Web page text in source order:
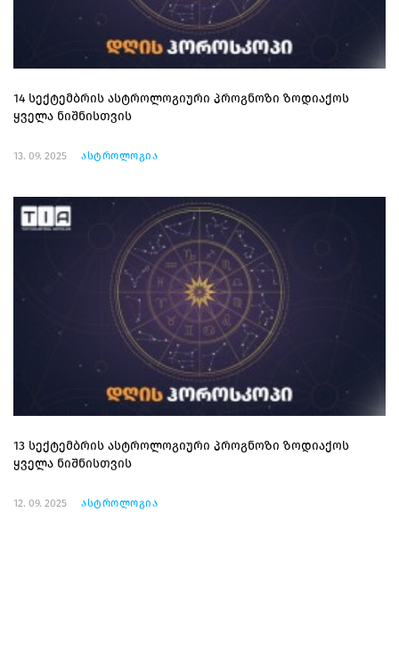
14 სექტემბრის ასტროლოგიური პროგნოზი ზოდიაქოს
ყველა ნიშნისთვის
13. 09. 2025 ასტროლოგია
13 სექტემბრის ასტროლოგიური პროგნოზი ზოდიაქოს
ყველა ნიშნისთვის
12. 09. 2025 ასტროლოგია